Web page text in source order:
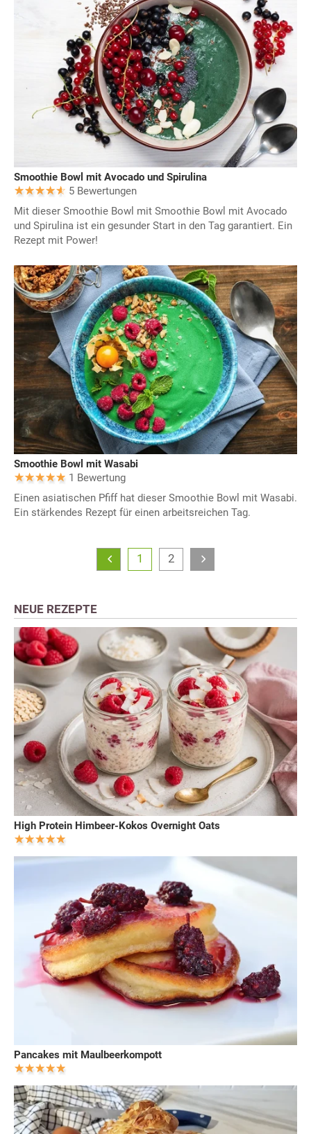
Smoothie Bowl mit Avocado und Spirulina
5 Bewertungen
Mit dieser Smoothie Bowl mit Smoothie Bowl mit Avocado
und Spirulina ist ein gesunder Start in den Tag garantiert. Ein
Rezept mit Power!
Smoothie Bowl mit Wasabi
1 Bewertung
Einen asiatischen Pfiff hat dieser Smoothie Bowl mit Wasabi.
Ein stärkendes Rezept für einen arbeitsreichen Tag.
1 2
NEUE REZEPTE
High Protein Himbeer-Kokos Overnight Oats
Pancakes mit Maulbeerkompott